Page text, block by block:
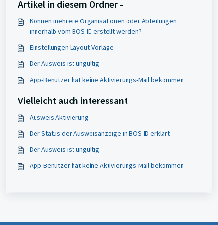
Artikel in diesem Ordner -
Können mehrere Organisationen oder Abteilungen
innerhalb vom BOS-ID erstellt werden?
Einstellungen Layout-Vorlage
Der Ausweis ist ungültig
App-Benutzer hat keine Aktivierungs-Mail bekommen
Vielleicht auch interessant
Ausweis Aktivierung
Der Status der Ausweisanzeige in BOS-ID erklärt
Der Ausweis ist ungültig
App-Benutzer hat keine Aktivierungs-Mail bekommen